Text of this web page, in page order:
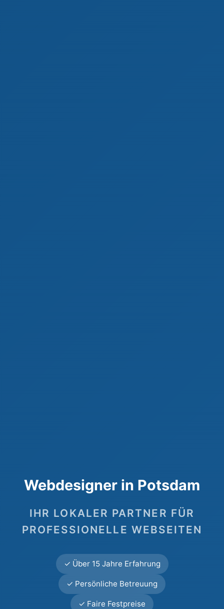
Webdesigner in Potsdam
IHR LOKALER PARTNER FÜR
PROFESSIONELLE WEBSEITEN
✓ Über 15 Jahre Erfahrung
✓ Persönliche Betreuung
✓ Faire Festpreise